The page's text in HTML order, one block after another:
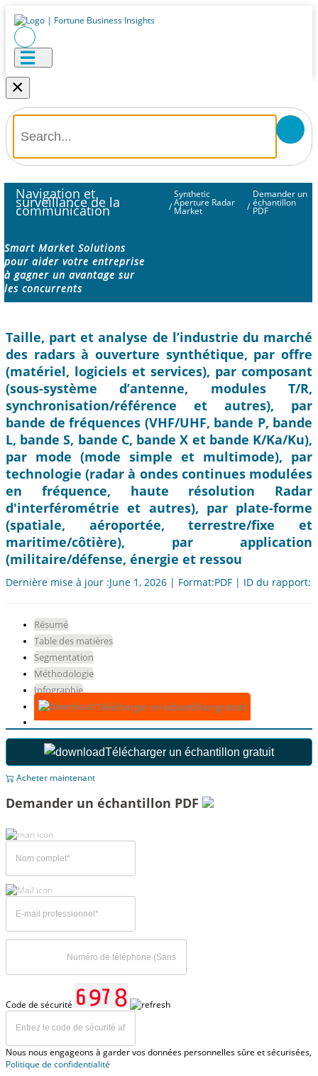
×
Navigation et
surveillance de la
communication /
Synthetic
Aperture Radar
Market /
Demander un
échantillon
PDF
Smart Market Solutions
pour aider votre entreprise
à gagner un avantage sur
les concurrents
Taille, part et analyse de l’industrie du marché
des radars à ouverture synthétique, par offre
(matériel, logiciels et services), par composant
(sous-système d’antenne, modules T/R,
synchronisation/référence et autres), par
bande de fréquences (VHF/UHF, bande P, bande
L, bande S, bande C, bande X et bande K/Ka/Ku),
par mode (mode simple et multimode), par
technologie (radar à ondes continues modulées
en fréquence, haute résolution Radar
d'interférométrie et autres), par plate-forme
(spatiale, aéroportée, terrestre/fixe et
maritime/côtière), par application
(militaire/défense, énergie et ressou
Dernière mise à jour :June 1, 2026 | Format:PDF | ID du rapport:
Résumé
Table des matières
Segmentation
Méthodologie
Infographie
Télécharger un échantillon gratuit
Télécharger un échantillon gratuit
Acheter maintenant
Demander un échantillon PDF
Code de sécurité
Nous nous engageons à garder vos données personnelles sûre et sécurisées,
Politique de confidentialité